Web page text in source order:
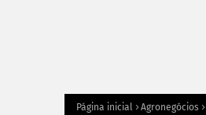
Página inicial Agronegócios